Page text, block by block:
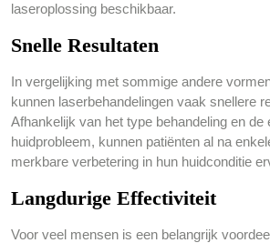
laseroplossing beschikbaar.
Snelle Resultaten
In vergelijking met sommige andere
kunnen laserbehandelingen vaak snellere
Afhankelijk van het type behandeling en de
huidprobleem, kunnen patiënten al na
merkbare verbetering in hun huidconditie
Langdurige Effectiviteit
Voor veel mensen is een belangrijk